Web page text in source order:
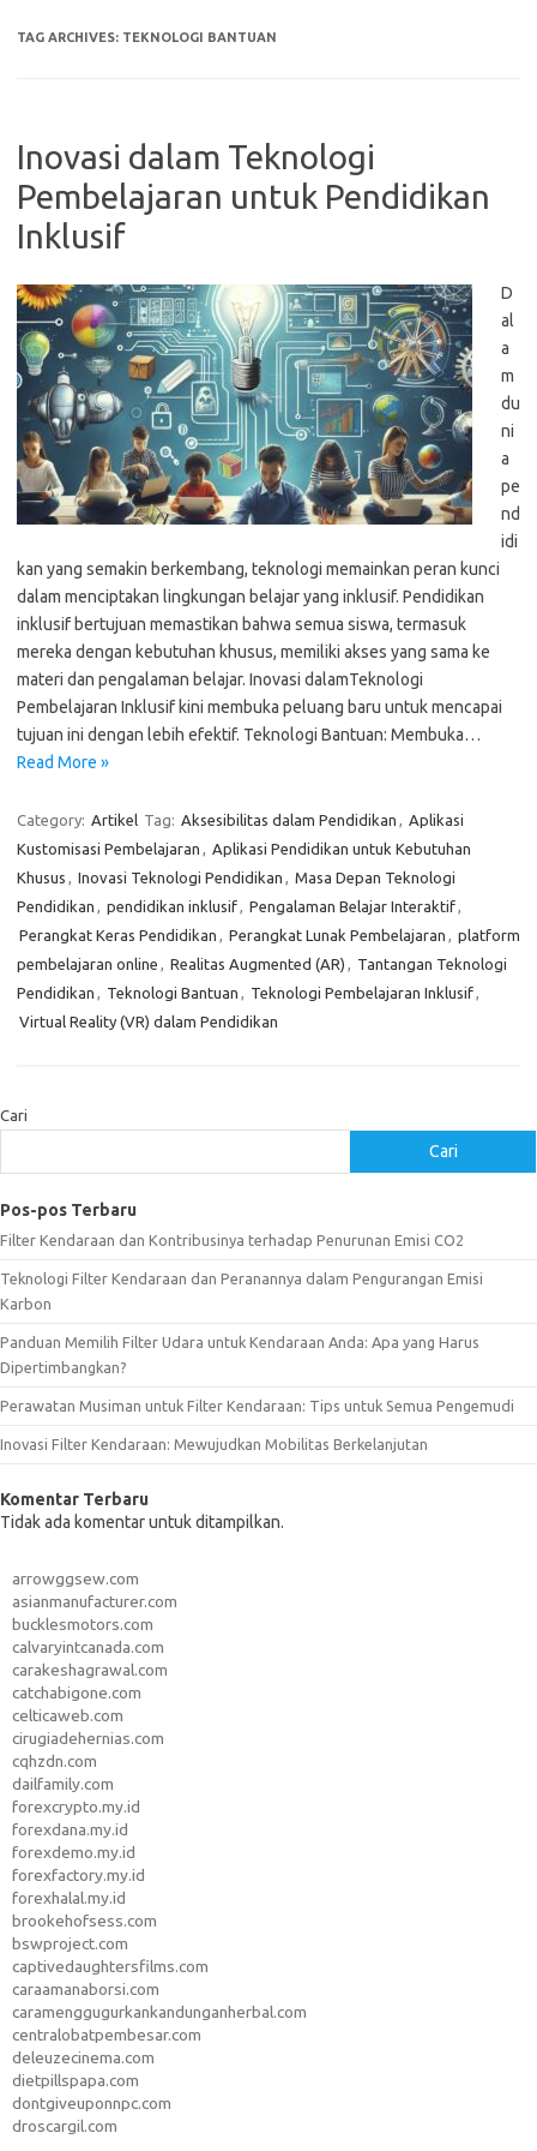
TAG ARCHIVES: TEKNOLOGI BANTUAN
Inovasi dalam Teknologi
Pembelajaran untuk Pendidikan
Inklusif
D
al
a
m
du
ni
a
pe
nd
idi
kan yang semakin berkembang, teknologi memainkan peran kunci
dalam menciptakan lingkungan belajar yang inklusif. Pendidikan
inklusif bertujuan memastikan bahwa semua siswa, termasuk
mereka dengan kebutuhan khusus, memiliki akses yang sama ke
materi dan pengalaman belajar. Inovasi dalamTeknologi
Pembelajaran Inklusif kini membuka peluang baru untuk mencapai
tujuan ini dengan lebih efektif. Teknologi Bantuan: Membuka…
Read More »
Category: Artikel Tag: Aksesibilitas dalam Pendidikan , Aplikasi
Kustomisasi Pembelajaran , Aplikasi Pendidikan untuk Kebutuhan
Khusus , Inovasi Teknologi Pendidikan , Masa Depan Teknologi
Pendidikan , pendidikan inklusif, Pengalaman Belajar Interaktif,
Perangkat Keras Pendidikan , Perangkat Lunak Pembelajaran , platform
pembelajaran online , Realitas Augmented (AR) , Tantangan Teknologi
Pendidikan , Teknologi Bantuan , Teknologi Pembelajaran Inklusif,
Virtual Reality (VR) dalam Pendidikan
Cari
Cari
Pos-pos Terbaru
Filter Kendaraan dan Kontribusinya terhadap Penurunan Emisi CO2
Teknologi Filter Kendaraan dan Peranannya dalam Pengurangan Emisi
Karbon
Panduan Memilih Filter Udara untuk Kendaraan Anda: Apa yang Harus
Dipertimbangkan?
Perawatan Musiman untuk Filter Kendaraan: Tips untuk Semua Pengemudi
Inovasi Filter Kendaraan: Mewujudkan Mobilitas Berkelanjutan
Komentar Terbaru
Tidak ada komentar untuk ditampilkan.
arrowggsew.com
asianmanufacturer.com
bucklesmotors.com
calvaryintcanada.com
carakeshagrawal.com
catchabigone.com
celticaweb.com
cirugiadehernias.com
cqhzdn.com
dailfamily.com
forexcrypto.my.id
forexdana.my.id
forexdemo.my.id
forexfactory.my.id
forexhalal.my.id
brookehofsess.com
bswproject.com
captivedaughtersfilms.com
caraamanaborsi.com
caramenggugurkankandunganherbal.com
centralobatpembesar.com
deleuzecinema.com
dietpillspapa.com
dontgiveuponnpc.com
droscargil.com